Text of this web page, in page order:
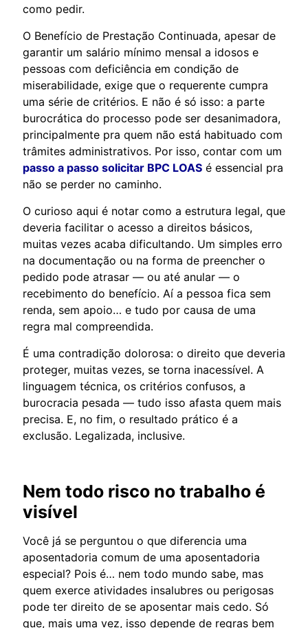
como pedir.
O Benefício de Prestação Continuada, apesar de
garantir um salário mínimo mensal a idosos e
pessoas com deficiência em condição de
miserabilidade, exige que o requerente cumpra
uma série de critérios. E não é só isso: a parte
burocrática do processo pode ser desanimadora,
principalmente pra quem não está habituado com
trâmites administrativos. Por isso, contar com um
passo a passo solicitar BPC LOAS é essencial pra
não se perder no caminho.
O curioso aqui é notar como a estrutura legal, que
deveria facilitar o acesso a direitos básicos,
muitas vezes acaba dificultando. Um simples erro
na documentação ou na forma de preencher o
pedido pode atrasar — ou até anular — o
recebimento do benefício. Aí a pessoa fica sem
renda, sem apoio… e tudo por causa de uma
regra mal compreendida.
É uma contradição dolorosa: o direito que deveria
proteger, muitas vezes, se torna inacessível. A
linguagem técnica, os critérios confusos, a
burocracia pesada — tudo isso afasta quem mais
precisa. E, no fim, o resultado prático é a
exclusão. Legalizada, inclusive.
Nem todo risco no trabalho é
visível
Você já se perguntou o que diferencia uma
aposentadoria comum de uma aposentadoria
especial? Pois é… nem todo mundo sabe, mas
quem exerce atividades insalubres ou perigosas
pode ter direito de se aposentar mais cedo. Só
que, mais uma vez, isso depende de regras bem